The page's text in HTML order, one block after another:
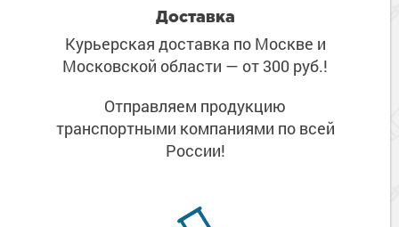
Доставка
Курьерская доставка по Москве и
Московской области — от 300 руб.!
Отправляем продукцию
транспортными компаниями по всей
России!